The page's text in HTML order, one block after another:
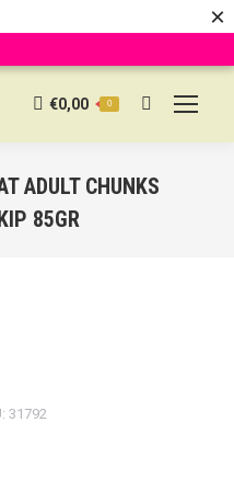
×
€0,00 0 Search:
ADULT CHUNKS
85GR
31792